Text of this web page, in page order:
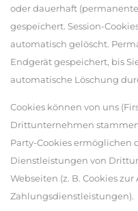
oder dauerhaft
gespeichert. Session-
automatisch gelöscht.
Endgerät gespeichert, bis
automatische Löschung
Cookies können von uns
Drittunternehmen stammen
Party-Cookies
Dienstleistungen von
Webseiten (z. B. Cookies
Zahlungsdienstleistungen).